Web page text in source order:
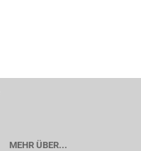
MEHR ÜBER...